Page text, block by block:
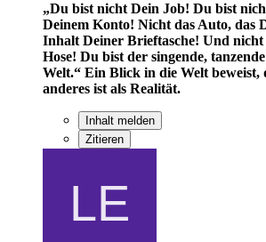
„Du bist nicht Dein Job! Du bist
Deinem Konto! Nicht das Auto, das
Inhalt Deiner Brieftasche! Und nicht
Hose! Du bist der singende,
Welt.“ Ein Blick in die Welt beweist,
anderes ist als Realität.
Inhalt melden
Zitieren